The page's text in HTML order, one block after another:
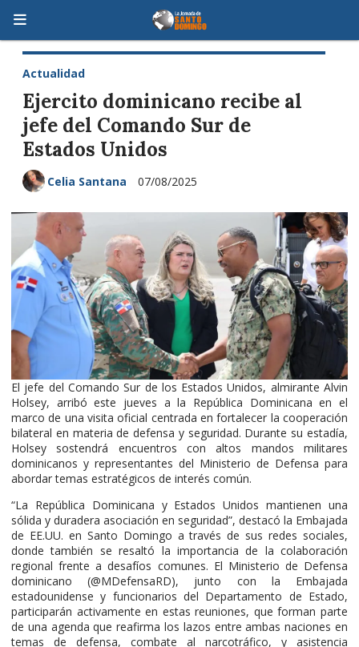
Ejercito dominicano recibe al
jefe del Comando Sur de
Estados Unidos
Actualidad
07/08/2025
Celia Santana
El jefe del Comando Sur de los Estados Unidos, almirante Alvin
Holsey, arribó este jueves a la República Dominicana en el
marco de una visita oficial centrada en fortalecer la cooperación
bilateral en materia de defensa y seguridad. Durante su estadía,
Holsey sostendrá encuentros con altos mandos militares
dominicanos y representantes del Ministerio de Defensa para
abordar temas estratégicos de interés común.
“La República Dominicana y Estados Unidos mantienen una
sólida y duradera asociación en seguridad”, destacó la Embajada
de EE.UU. en Santo Domingo a través de sus redes sociales,
donde también se resaltó la importancia de la colaboración
regional frente a desafíos comunes. El Ministerio de Defensa
dominicano (@MDefensaRD), junto con la Embajada
estadounidense y funcionarios del Departamento de Estado,
participarán activamente en estas reuniones, que forman parte
de una agenda que reafirma los lazos entre ambas naciones en
temas de defensa, combate al narcotráfico, y asistencia